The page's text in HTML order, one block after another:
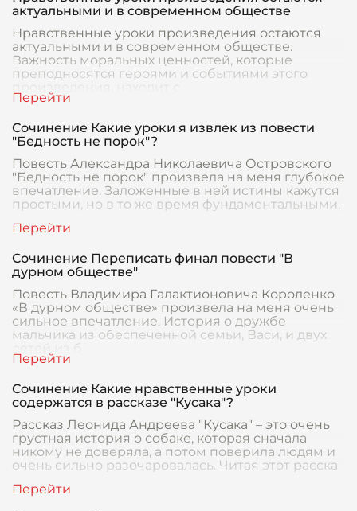
актуальными и в современном обществе
Нравственные уроки произведения остаются
актуальными и в современном обществе.
Важность моральных ценностей, которые
преподносятся героями и событиями этого
Сочинение Какие уроки я извлек из повести
"Бедность не порок"?
Повесть Александра Николаевича Островского
"Бедность не порок" произвела на меня глубокое
впечатление. Заложенные в ней истины кажутся
простыми, но в то же время фундаментальными,
Сочинение Переписать финал повести "В
дурном обществе"
Повесть Владимира Галактионовича Короленко
«В дурном обществе» произвела на меня очень
сильное впечатление. История о дружбе
мальчика из обеспеченной семьи, Васи, и двух
детей из б
Сочинение Какие нравственные уроки
содержатся в рассказе "Кусака"?
Рассказ Леонида Андреева "Кусака" – это очень
грустная история о собаке, которая сначала
никому не доверяла, а потом поверила людям и
очень сильно разочаровалась. Читая этот расска